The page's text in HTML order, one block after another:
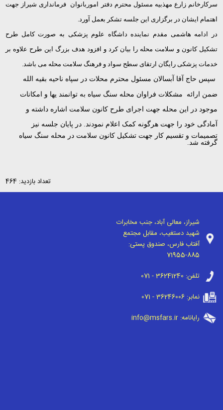
سرکارخانم زارع مهذبیه مسئول محترم دفتر اموربانوان فرمانداری شیراز جهت
اهتمام ایشان در برگزاری این جلسه تشکر بعمل آورد.
در ادامه هاشمی مقدم نماینده داشگاه علوم پزشکی به صورت کامل طرح
تشکیل کانون و سلامت محله را بیان کرد و افزود هدف بزرگ این طرح علاوه بر
خدمات پزشکی رایگان ارتقای سطح سواد و فرهنگ سلامت محله می باشد.
سپس حاج آقا آبسالان مسئول محترم محلات در سپاه ناحیه بقیه الله
ضمن ارائه مشکلات فراوان محله سنگ سیاه به توانمند یها و امکانات
موجود در این محله جهت اجرای طرح کانون سلامت اشاره داشته و
آمادگی خود را جهت هرگونه کمک اعلام نمودند.
در پایان جلسه نیز
تصمیمات و تقسیم کار جهت تشکیل کانون سلامت در محله سنگ سیاه
گرفته شد.
تعداد بازدید: 464
شیراز، معالی آباد، جنب مخابرات
شهید دستغیب، مقابل مجتمع
آفتاب فارس، صندوق پستی:
71955-885
تلفن: 071 - 36241240
نمابر:071 - 36246006
رایانامه:info@msfars.ir